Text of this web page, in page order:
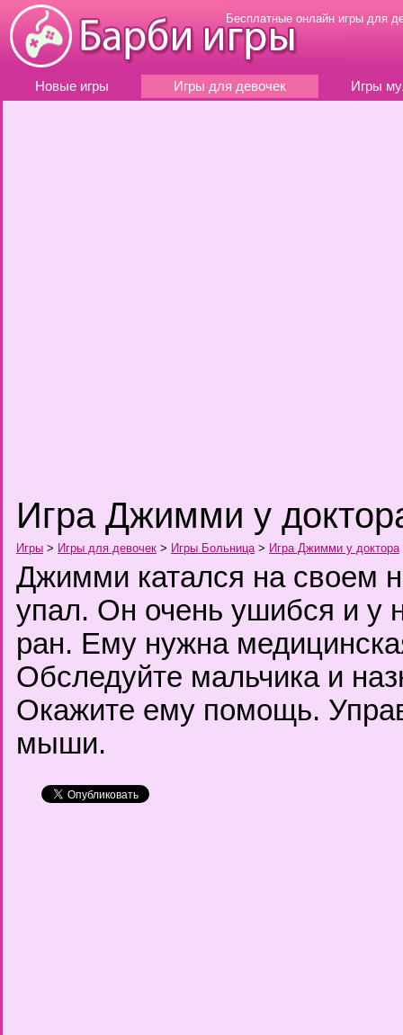
Бесплатные онлайн игры для
Новые игры Игры для девочек Игры
Игра Джимми у
Игры > Игры для девочек > Игры Больница> Игра Джимми у доктора
Джимми катался на своем
упал. Он очень ушибся и у
ран. Ему нужна
Обследуйте мальчика и
Окажите ему помощь.
мыши.